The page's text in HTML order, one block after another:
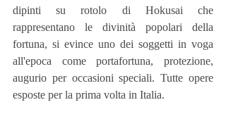
dipinti su rotolo di Hokusai che
rappresentano le divinità popolari della
fortuna, si evince uno dei soggetti in voga
all'epoca come portafortuna, protezione,
augurio per occasioni speciali. Tutte opere
esposte per la prima volta in Italia.